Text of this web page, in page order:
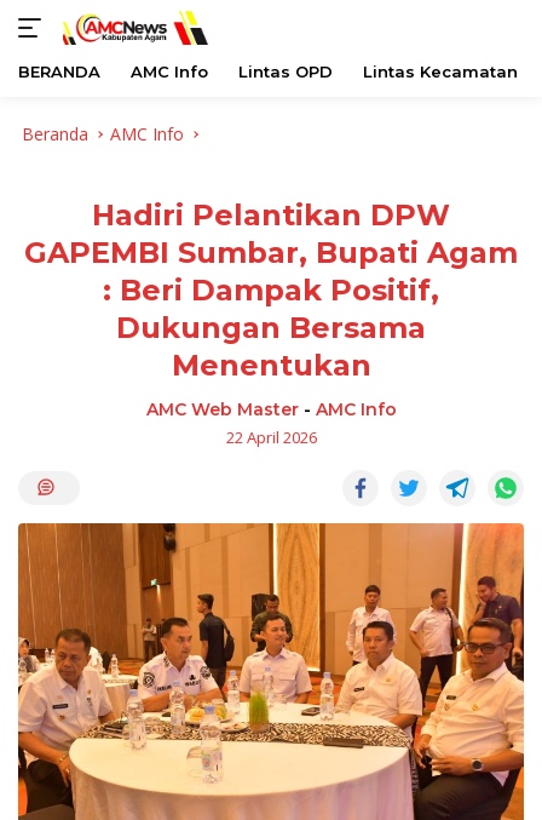
BERANDA AMC Info Lintas OPD Lintas Kecamatan
Beranda AMC Info
Hadiri Pelantikan DPW
GAPEMBI Sumbar, Bupati Agam
: Beri Dampak Positif,
Dukungan Bersama
Menentukan
AMC Web Master- AMC Info
22 April 2026